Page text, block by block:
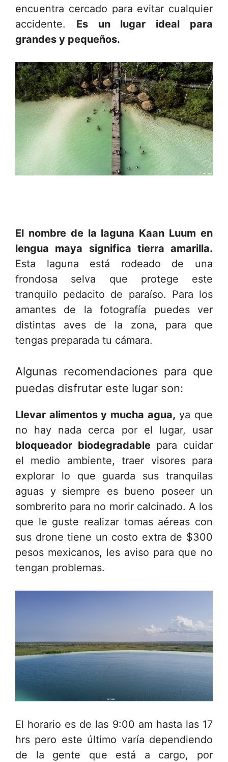
encuentra cercado para evitar cualquier
accidente. Es un lugar ideal para
grandes y pequeños.
El nombre de la laguna Kaan Luum en
lengua maya significa tierra amarilla.
Esta laguna está rodeado de una
frondosa selva que protege este
tranquilo pedacito de paraíso. Para los
amantes de la fotografía puedes ver
distintas aves de la zona, para que
tengas preparada tu cámara.
Algunas recomendaciones para que
puedas disfrutar este lugar son:
Llevar alimentos y mucha agua, ya que
no hay nada cerca por el lugar, usar
bloqueador biodegradablepara cuidar
el medio ambiente, traer visores para
explorar lo que guarda sus tranquilas
aguas y siempre es bueno poseer un
sombrerito para no morir calcinado. A los
que le guste realizar tomas aéreas con
sus drone tiene un costo extra de $300
pesos mexicanos, les aviso para que no
tengan problemas.
El horario es de las 9:00 am hasta las 17
hrs pero este último varía dependiendo
de la gente que está a cargo, por